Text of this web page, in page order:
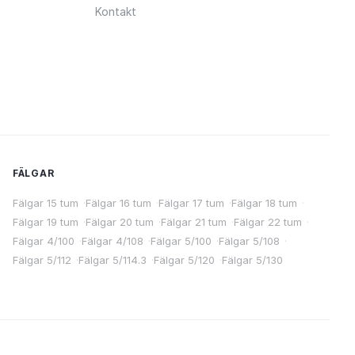
Kontakt
FÄLGAR
Fälgar 15 tum ·Fälgar 16 tum ·Fälgar 17 tum ·Fälgar 18 tum ·
Fälgar 19 tum ·Fälgar 20 tum ·Fälgar 21 tum ·Fälgar 22 tum ·
Fälgar 4/100 ·Fälgar 4/108 ·Fälgar 5/100 ·Fälgar 5/108 ·
Fälgar 5/112 ·Fälgar 5/114.3 ·Fälgar 5/120 ·Fälgar 5/130